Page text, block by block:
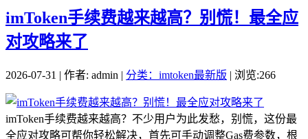
imToken手续费越来越高？别慌！最全应
对攻略来了
2026-07-31 | 作者: admin | 分类：imtoken最新版 | 浏览:266
imToken手续费越来越高？不少用户为此发愁，别慌，这份最
全应对攻略可帮你轻松解决，首先可手动调整Gas费参数，根